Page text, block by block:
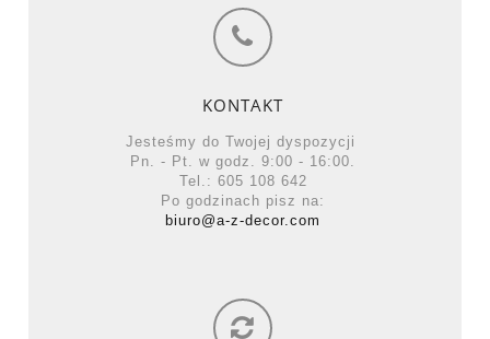
KONTAKT
Jesteśmy do Twojej dyspozycji
Pn. - Pt. w godz. 9:00 - 16:00.
Tel.: 605 108 642
Po godzinach pisz na:
biuro@a-z-decor.com